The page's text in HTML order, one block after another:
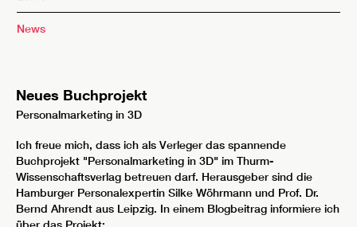
News
Neues Buchprojekt
Personalmarketing in 3D
Ich freue mich, dass ich als Verleger das spannende
Buchprojekt "Personalmarketing in 3D" im Thurm-
Wissenschaftsverlag betreuen darf. Herausgeber sind die
Hamburger Personalexpertin Silke Wöhrmann und Prof. Dr.
Bernd Ahrendt aus Leipzig. In einem Blogbeitrag informiere ich